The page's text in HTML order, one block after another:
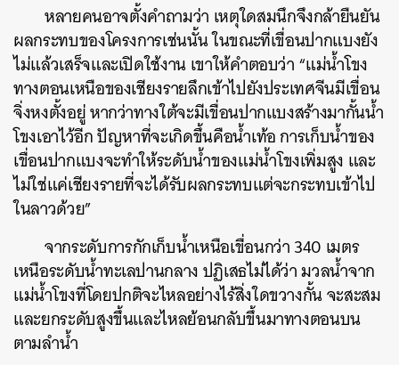
หลายคนอาจตั้งคำถามว่า เหตุใดสมนึกจึงกล้ายืนยัน
ผลกระทบของโครงการเช่นนั้น ในขณะที่เขื่อนปากแบงยัง
ไม่แล้วเสร็จและเปิดใช้งาน เขาให้คำตอบว่า “แม่น้ำโขง
ทางตอนเหนือของเชียงรายลึกเข้าไปยังประเทศจีนมีเขื่อน
จิ่งหงตั้งอยู่ หากว่าทางใต้จะมีเขื่อนปากแบงสร้างมากั้นน้ำ
โขงเอาไว้อีก ปัญหาที่จะเกิดขึ้นคือน้ำเท้อ การเก็บน้ำของ
เขื่อนปากแบงจะทำให้ระดับน้ำของแม่น้ำโขงเพิ่มสูง และ
ไม่ใช่แค่เชียงรายที่จะได้รับผลกระทบแต่จะกระทบเข้าไป
ในลาวด้วย”
จากระดับการกักเก็บน้ำเหนือเขื่อนกว่า 340 เมตร
เหนือระดับน้ำทะเลปานกลาง ปฏิเสธไม่ได้ว่า มวลน้ำจาก
แม่น้ำโขงที่โดยปกติจะไหลอย่างไร้สิ่งใดขวางกั้น จะสะสม
และยกระดับสูงขึ้นและไหลย้อนกลับขึ้นมาทางตอนบน
ตามลำน้ำ